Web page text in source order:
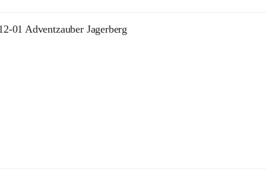
01 Adventzauber Jagerberg